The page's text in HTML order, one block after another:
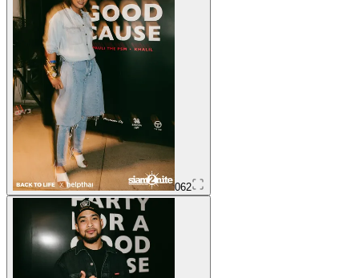
062